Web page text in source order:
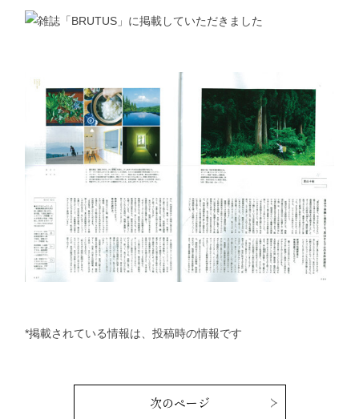
*掲載されている情報は、投稿時の情報です
次のページ